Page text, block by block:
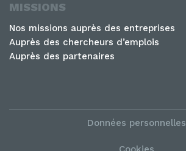
MISSIONS
Nos missions auprès des entreprises
Auprès des chercheurs d’emplois
Auprès des partenaires
Données personnelles